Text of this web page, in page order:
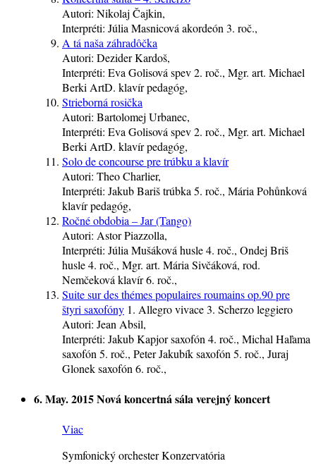
Autori: Nikolaj Čajkin,
Interpréti: Júlia Masnicová akordeón 3. roč.,
A tá naša záhradôčka
Autori: Dezider Kardoš,
Interpréti: Eva Golisová spev2. roč., Mgr. art. Michael
Berki ArtD. klavírpedagóg,
Strieborná rosička
Autori: Bartolomej Urbanec,
Interpréti: Eva Golisová spev2. roč., Mgr. art. Michael
Berki ArtD. klavírpedagóg,
Solo de concourse pre trúbku a klavír
Autori: Theo Charlier,
Interpréti: Jakub Barištrúbka 5. roč., Mária Pohůnková
klavírpedagóg,
Ročné obdobia – Jar (Tango)
Autori: Astor Piazzolla,
Interpréti: Júlia Mušáková husle4. roč., Ondej Briš
husle4. roč., Mgr. art. Mária Sivčáková, rod.
Nemčeková klavír6. roč.,
Suite sur des thémes populaires roumains op.90 pre
štyri saxofóny 1. Allegro vivace 3. Scherzo leggiero
Autori: Jean Absil,
Interpréti: Jakub Kapjorsaxofón 4. roč., Michal Haľama
saxofón 5. roč., Peter Jakubíksaxofón 5. roč., Juraj
Gloneksaxofón 6. roč.,
6. May. 2015Nová koncertná sálaverejný koncert
Viac
Symfonický orchester Konzervatória